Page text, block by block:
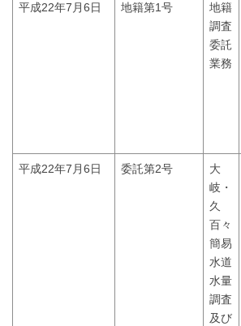
平成22年7月6日 地籍第1号
地籍
調査
委託
業務
平成22年7月6日 委託第2号
大
岐・
久
百々
簡易
水道
水量
調査
及び